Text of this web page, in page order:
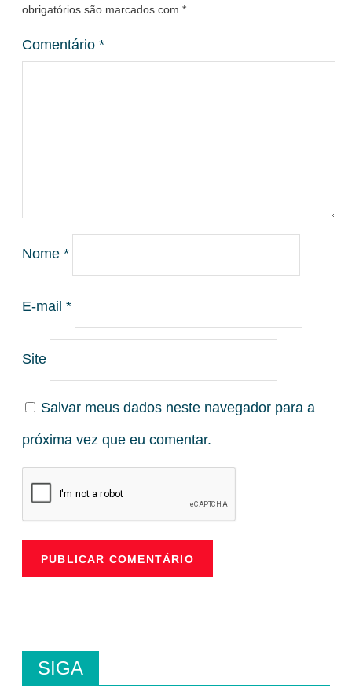
obrigatórios são marcados com *
Comentário *
Nome *
E-mail *
Site
Salvar meus dados neste navegador para a
próxima vez que eu comentar.
SIGA